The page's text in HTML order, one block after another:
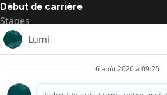
Début de carrière
Stages
Postes de d’entrée
Toutes les opportunités
Avis de confidentialité de candidat